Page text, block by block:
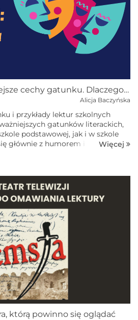
Komedia – najważniejsze cechy gatunku. Dlaczego „Zemsta” i "Skąpiec" to klasyczne komedie?
Alicja Baczyńska
i przykłady lektur szkolnych
gatunków literackich,
podstawowej, jak i w szkole
głównie z humorem i rozrywką,
Więcej
którą powinno się oglądać